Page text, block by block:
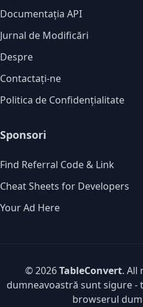
Documentația API
Jurnal de Modificări
Despre
Contactați-ne
Politica de Confidențialitate
Sponsori
Find Referral Code & Link
Cheat Sheets for Developers
Your Ad Here
© 2026TableConvert. All
dumneavoastră sunt sigure -
browserul